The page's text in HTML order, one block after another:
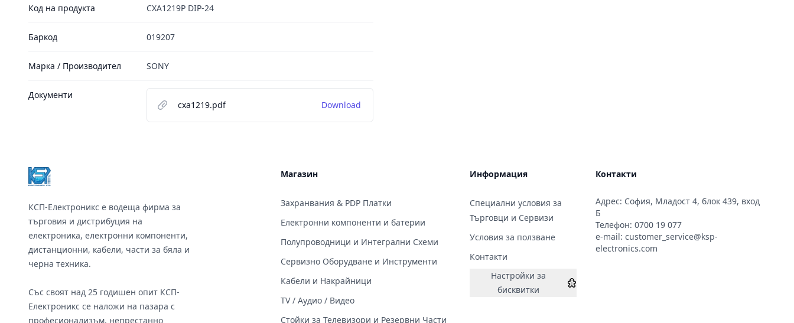
Код на продукта CXA1219P DIP-24
Баркод 019207
Марка / Производител SONY
Документи
cxa1219.pdf
Download
КСП-Електроникс е водеща фирма за
търговия и дистрибуция на
електроника, електронни компоненти,
дистанционни, кабели, части за бяла и
черна техника.
Със своят над 25 годишен опит КСП-
Електроникс се наложи на пазара с
професионализъм, непрестанно
Магазин
Захранвания & PDP Платки
Електронни компоненти и батерии
Полупроводници и Интегрални Схеми
Сервизно Оборудване и Инструменти
Кабели и Накрайници
TV / Аудио / Видео
Стойки за Телевизори и Резервни Части
Информация
Специални условия за
Търговци и Сервизи
Условия за ползване
Контакти
Настройки за
бисквитки
Контакти
Адрес: София, Младост 4, блок 439, вход
Б
Телефон: 0700 19 077
e-mail: customer_service@ksp-
electronics.com